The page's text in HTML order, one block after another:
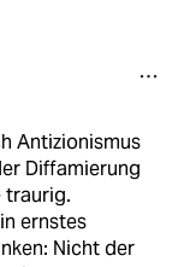
Antizionismus
Diffamierung
traurig.
ernstes
Nicht der